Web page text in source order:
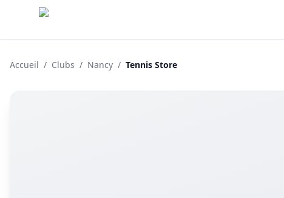
Accueil / Clubs / Nancy / Tennis Store